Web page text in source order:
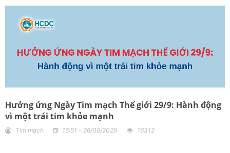
Hưởng ứng Ngày Tim mạch Thế giới 29/9: Hành động
vì một trái tim khỏe mạnh
Tim mạch 16:51 - 26/09/2025 16312